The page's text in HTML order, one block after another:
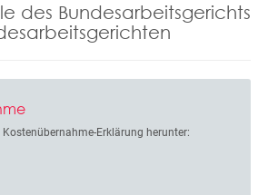
des Bundesarbeitsgerichts
Kostenübernahme-Erklärung herunter: